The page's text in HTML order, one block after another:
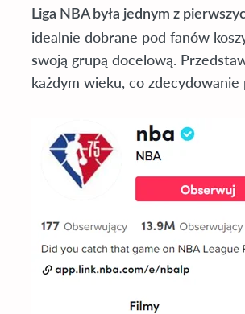
Liga NBA była jednym z
idealnie dobrane pod fanów
swoją grupą docelową.
każdym wieku, co